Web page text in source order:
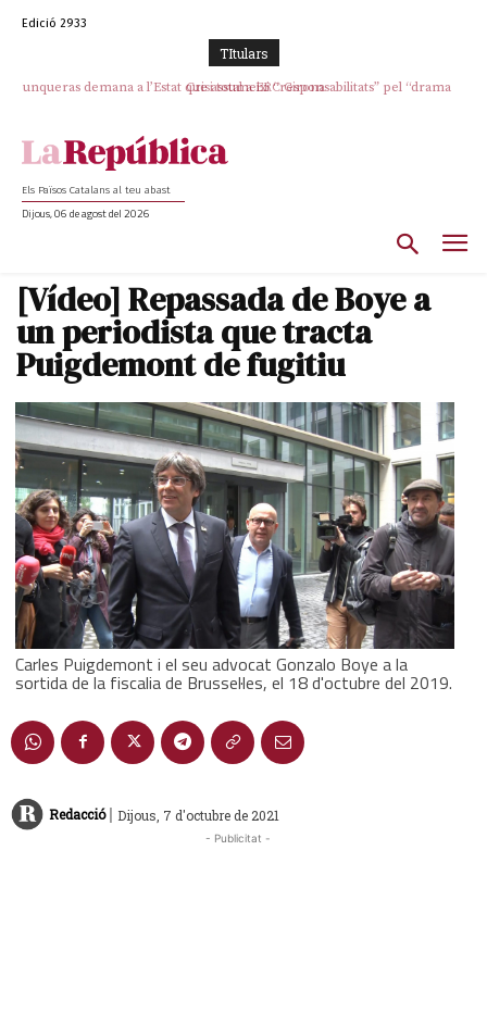
Edició 2933
TItulars
Junqueras demana a l’Estat que assumeixi “responsabilitats” pel “drama
Crisi total a ERC Girona
Els Països Catalans al teu abast
Dijous, 06 de agost del 2026
[Vídeo] Repassada de Boye a
un periodista que tracta
Puigdemont de fugitiu
Carles Puigdemont i el seu advocat Gonzalo Boye a la
sortida de la fiscalia de Brussel·les, el 18 d'octubre del 2019.
Redacció | Dijous, 7 d'octubre de 2021
- Publicitat -